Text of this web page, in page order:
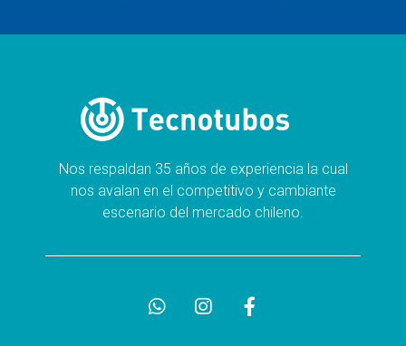
Nos respaldan 35 años de experiencia la cual
nos avalan en el competitivo y cambiante
escenario del mercado chileno.